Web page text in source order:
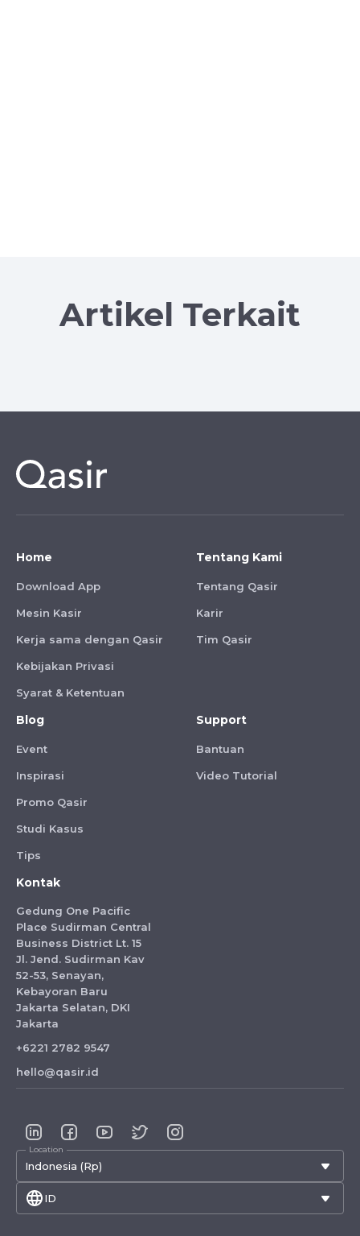
Artikel Terkait
Home
Download App
Mesin Kasir
Kerja sama dengan Qasir
Kebijakan Privasi
Syarat & Ketentuan
Tentang Kami
Tentang Qasir
Karir
Tim Qasir
Blog
Event
Inspirasi
Promo Qasir
Studi Kasus
Tips
Support
Bantuan
Video Tutorial
Kontak
Gedung One Pacific
Place Sudirman Central
Business District Lt. 15
Jl. Jend. Sudirman Kav
52-53, Senayan,
Kebayoran Baru
Jakarta Selatan, DKI
Jakarta
+6221 2782 9547
hello@qasir.id
Location
Indonesia (Rp)
ID